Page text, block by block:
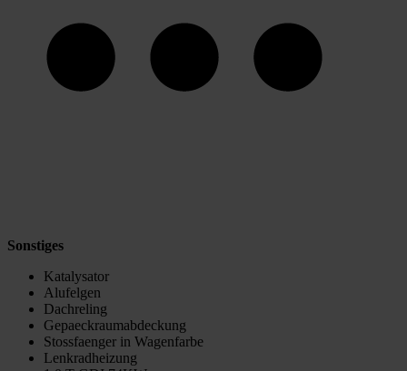
Sonstiges
Katalysator
Alufelgen
Dachreling
Gepaeckraumabdeckung
Stossfaenger in Wagenfarbe
Lenkradheizung